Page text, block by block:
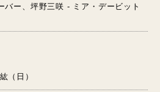
バー、坪野三咲 - ミア・デービット
（日）